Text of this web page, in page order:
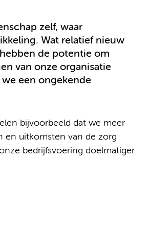
zelf, waar
Wat relatief nieuw
de potentie om
van onze organisatie
een ongekende
bijvoorbeeld dat we meer
en uitkomsten van de zorg
bedrijfsvoering doelmatiger